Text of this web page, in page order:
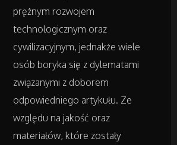
Elektronika, RTV, AGD
Art. Dla Zwierząt
Ogród, Rośliny
prężnym rozwojem
technologicznym oraz
cywilizacyjnym, jednakże wiele
osób boryka się z dylematami
związanymi z doborem
odpowiedniego artykułu. Ze
względu na jakość oraz
materiałów, które zostały